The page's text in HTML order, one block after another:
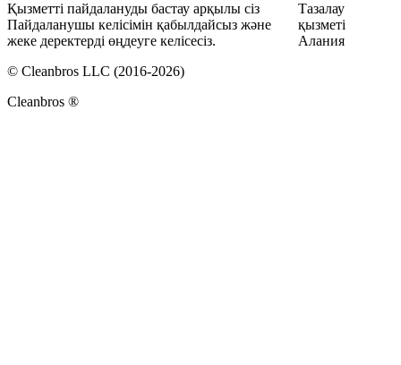
Қызметті пайдалануды бастау арқылы сіз
Пайдаланушы келісімін қабылдайсыз және
жеке деректерді өңдеуге келісесіз.
© Cleanbros LLC (2016-2026)
Cleanbros ®
Тазалау
қызметі
Алания